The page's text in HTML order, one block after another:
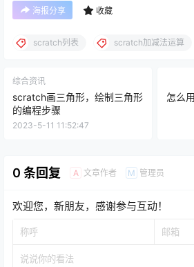
海报分享 收藏
scratch列表 scratch加减法运算
综合资讯
scratch画三角形，绘制三角形
的编程步骤
2023-5-11 11:52:47
怎么
0 条回复 A 文章作者 M 管理员
欢迎您，新朋友，感谢参与互动！